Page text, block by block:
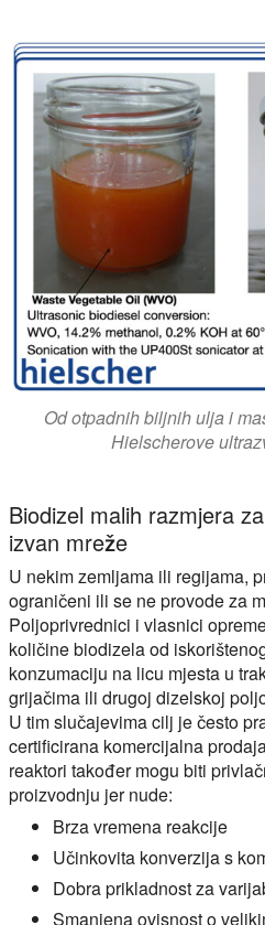
Od otpadnih biljnih ulja i
Hielscherove
Biodizel malih razmjera
izvan mreže
U nekim zemljama ili regijama,
ograničeni ili se ne provode za
Poljoprivrednici i vlasnici
količine biodizela od
konzumaciju na licu mjesta u
grijačima ili drugoj dizelskoj
U tim slučajevima cilj je često
certificirana komercijalna
reaktori također mogu biti
proizvodnju jer nude:
Brza vremena reakcije
Učinkovita konverzija s
Dobra prikladnost za
Smanjena ovisnost o